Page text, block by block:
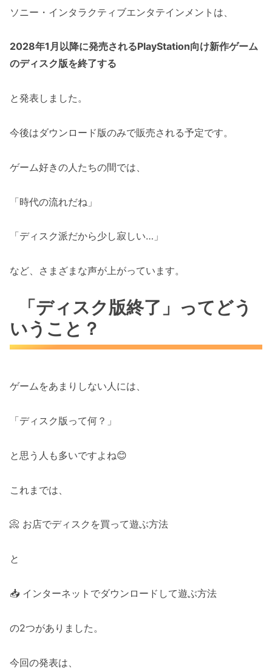
ソニー・インタラクティブエンタテインメントは、
2028年1月以降に発売されるPlayStation向け新作ゲーム
のディスク版を終了する
と発表しました。
今後はダウンロード版のみで販売される予定です。
ゲーム好きの人たちの間では、
「時代の流れだね」
「ディスク派だから少し寂しい…」
など、さまざまな声が上がっています。
「ディスク版終了」ってどう
いうこと？
ゲームをあまりしない人には、
「ディスク版って何？」
と思う人も多いですよね😊
これまでは、
📀 お店でディスクを買って遊ぶ方法
と
📥 インターネットでダウンロードして遊ぶ方法
の2つがありました。
今回の発表は、